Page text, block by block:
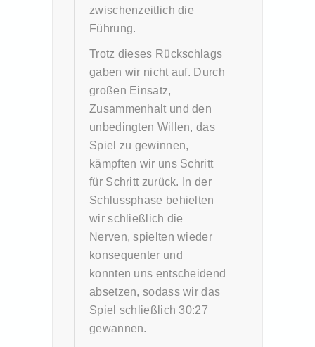
zwischenzeitlich die
Führung.
Trotz dieses Rückschlags
gaben wir nicht auf. Durch
großen Einsatz,
Zusammenhalt und den
unbedingten Willen, das
Spiel zu gewinnen,
kämpften wir uns Schritt
für Schritt zurück. In der
Schlussphase behielten
wir schließlich die
Nerven, spielten wieder
konsequenter und
konnten uns entscheidend
absetzen, sodass wir das
Spiel schließlich 30:27
gewannen.